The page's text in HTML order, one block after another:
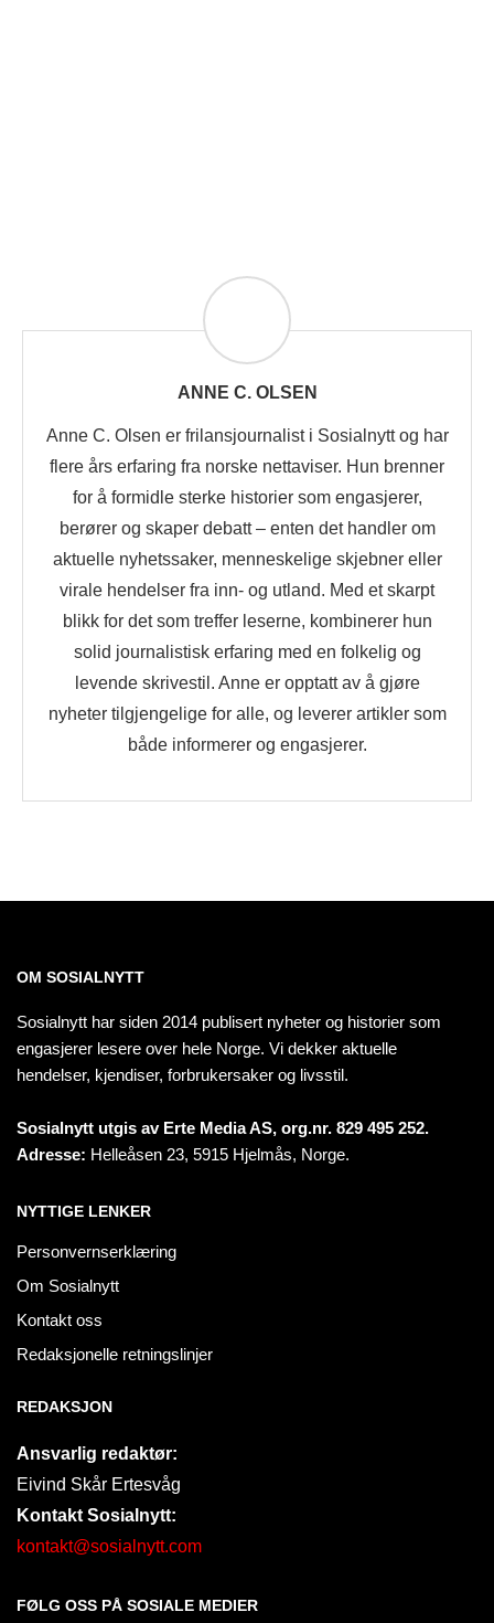
ANNE C. OLSEN
Anne C. Olsen er frilansjournalist i Sosialnytt og har
flere års erfaring fra norske nettaviser. Hun brenner
for å formidle sterke historier som engasjerer,
berører og skaper debatt – enten det handler om
aktuelle nyhetssaker, menneskelige skjebner eller
virale hendelser fra inn- og utland. Med et skarpt
blikk for det som treffer leserne, kombinerer hun
solid journalistisk erfaring med en folkelig og
levende skrivestil. Anne er opptatt av å gjøre
nyheter tilgjengelige for alle, og leverer artikler som
både informerer og engasjerer.
OM SOSIALNYTT
Sosialnytt har siden 2014 publisert nyheter og historier som
engasjerer lesere over hele Norge. Vi dekker aktuelle
hendelser, kjendiser, forbrukersaker og livsstil.
Sosialnytt utgis av Erte Media AS, org.nr. 829 495 252.
Adresse: Helleåsen 23, 5915 Hjelmås, Norge.
NYTTIGE LENKER
Personvernserklæring
Om Sosialnytt
Kontakt oss
Redaksjonelle retningslinjer
REDAKSJON
Ansvarlig redaktør:
Eivind Skår Ertesvåg
Kontakt Sosialnytt:
kontakt@sosialnytt.com
FØLG OSS PÅ SOSIALE MEDIER​